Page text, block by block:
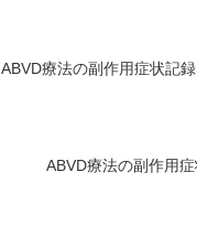
ABVD療法の副作用症状記
ABVD療法の副作用